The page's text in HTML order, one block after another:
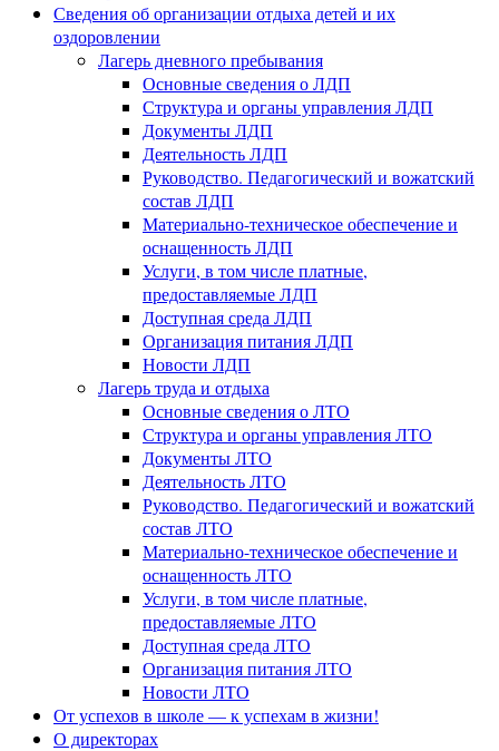
Сведения об организации отдыха детей и их
оздоровлении
Лагерь дневного пребывания
Основные сведения о ЛДП
Структура и органы управления ЛДП
Документы ЛДП
Деятельность ЛДП
Руководство. Педагогический и вожатский
состав ЛДП
Материально-техническое обеспечение и
оснащенность ЛДП
Услуги, в том числе платные,
предоставляемые ЛДП
Доступная среда ЛДП
Организация питания ЛДП
Новости ЛДП
Лагерь труда и отдыха
Основные сведения о ЛТО
Структура и органы управления ЛТО
Документы ЛТО
Деятельность ЛТО
Руководство. Педагогический и вожатский
состав ЛТО
Материально-техническое обеспечение и
оснащенность ЛТО
Услуги, в том числе платные,
предоставляемые ЛТО
Доступная среда ЛТО
Организация питания ЛТО
Новости ЛТО
От успехов в школе — к успехам в жизни!
О директорах